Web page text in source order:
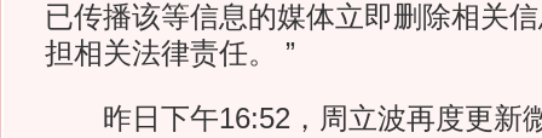
已传播该等信息的媒体立即删除相关
担相关法律责任。 ”
昨日下午16:52，周立波再度更新